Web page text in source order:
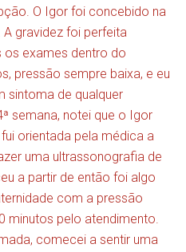
O Igor foi concebido na
gravidez foi perfeita
os exames dentro do
pressão sempre baixa, e eu
sintoma de qualquer
semana, notei que o Igor
orientada pela médica a
uma ultrassonografia de
a partir de então foi algo
com a pressão
minutos pelo atendimento.
comecei a sentir uma